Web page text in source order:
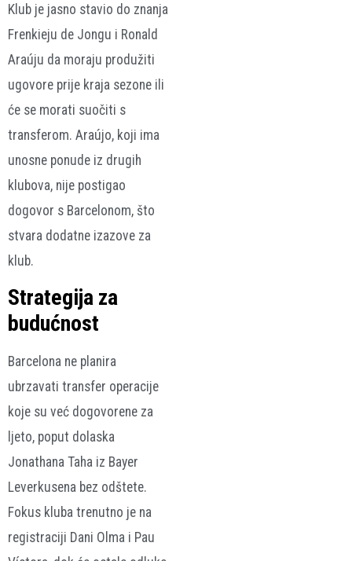
Klub je jasno stavio do znanja
Frenkieju de Jongu i Ronald
Araúju da moraju produžiti
ugovore prije kraja sezone ili
će se morati suočiti s
transferom. Araújo, koji ima
unosne ponude iz drugih
klubova, nije postigao
dogovor s Barcelonom, što
stvara dodatne izazove za
klub.
Strategija za
budućnost
Barcelona ne planira
ubrzavati transfer operacije
koje su već dogovorene za
ljeto, poput dolaska
Jonathana Taha iz Bayer
Leverkusena bez odštete.
Fokus kluba trenutno je na
registraciji Dani Olma i Pau